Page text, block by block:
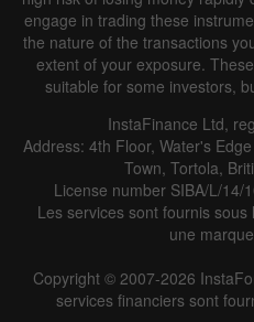
engage in trading these
the nature of the transactions
extent of your exposure.
suitable for some investors,
InstaFinance Ltd,
Address: 4th Floor, Water's
Town, Tortola,
License number SIBA/L/14/
Les services sont fournis
une
Copyright © 2007-2026
services financiers sont